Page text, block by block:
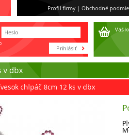
Profil firmy | Obchodné
Váš
v dbx
chlpáč 8cm 12 ks v dbx